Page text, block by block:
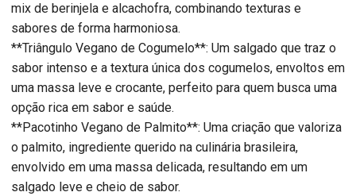
mix de berinjela e alcachofra, combinando texturas e
sabores de forma harmoniosa.
**Triângulo Vegano de Cogumelo**: Um salgado que traz o
sabor intenso e a textura única dos cogumelos, envoltos em
uma massa leve e crocante, perfeito para quem busca uma
opção rica em sabor e saúde.
**Pacotinho Vegano de Palmito**: Uma criação que valoriza
o palmito, ingrediente querido na culinária brasileira,
envolvido em uma massa delicada, resultando em um
salgado leve e cheio de sabor.